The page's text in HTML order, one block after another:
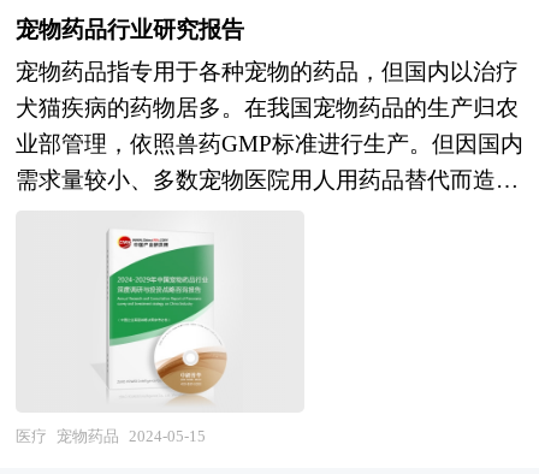
自动化、柔性化以及万物互联化的方向发展。这将
为医疗服务的智能化、便捷化提供有力支持，并有
望助力突破临床诊疗技术的难题，缓解医疗资源的
压力。 本研究咨询报告由中研普华咨询公司领衔
撰写，在大量周密的市场调研基础上，主要依据了
信息中心、国务院发展研究中心、全国商业信息中
心、中国经济景气监测中心、中国行业研究网、全
国及海外多种相关报刊杂志的基础信息等公布和提
供的大量资料，对国际、国内医疗机器人行业市场
发展状况、关联行业发展状况、行业竞争状况、优
势企业发展状况、消费现状以及行业营销进行了深
服务经验，形成了独特的产业研究及战略投资一体
万份行业研究报告数据库、服务了10000多家企事
业单位，现已成为中国最具影响力的产业研究咨询
综合服务机构。集团下属研究院的产业研究报告在
大量周密的市场调研基础上，主要依据了国家统计
局、国家商务部、国家市场监督管理总局、国家发
改委、国家经济信息中心、国务院发展研究中心、
国家海关总署、中国经济景气监测中心、中国行业
研究网、国内外相关报刊杂志的基础信息以及水疗
专业研究单位等公布和提供的大量资料。对我国水
疗的行业现状、市场各类经营指标的情况、重点企
业状况、区域市场发展情况等内容进行详细的阐述
宠物药品行业研究报告
宠物药品指专用于各种宠物的药品，但国内以治疗
犬猫疾病的药物居多。在我国宠物药品的生产归农
业部管理，依照兽药GMP标准进行生产。但因国内
需求量较小、多数宠物医院用人用药品替代而造成
专业生产宠物药品的企业不多。 我国饲养宠物的
人越来越多。在这样的现实情况下，首先要抓好宠
物药品的安全生产及药品的质量并做好宠物药品的
合理使用和管理工作，这对各种宠物常发病的预
防、诊断、治疗创造了条件，规范和正确使用及管
理宠物药品是十分必要的。宠物药品是兽医用来与
宠物疾病作斗争的一种重要武器，合理选择用药物
医疗 宠物药品 2024-05-15